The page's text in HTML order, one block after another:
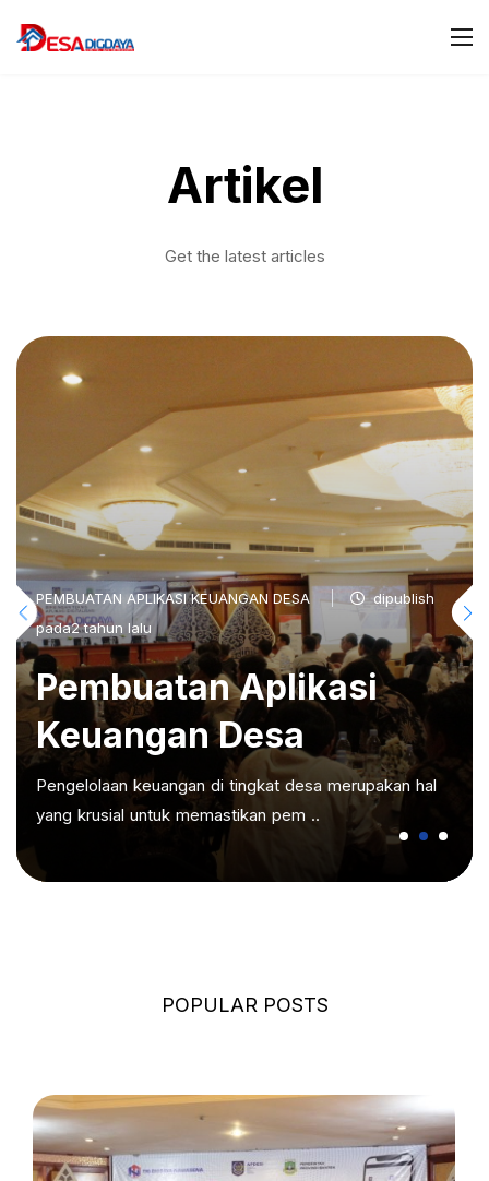
Artikel
Get the latest articles
PEMBUATAN APLIKASI KEUANGAN DESA
dipublish
pada2 tahun lalu
Pembuatan Aplikasi
Keuangan Desa
Pengelolaan keuangan di tingkat desa merupakan hal
yang krusial untuk memastikan pem ..
POPULAR POSTS